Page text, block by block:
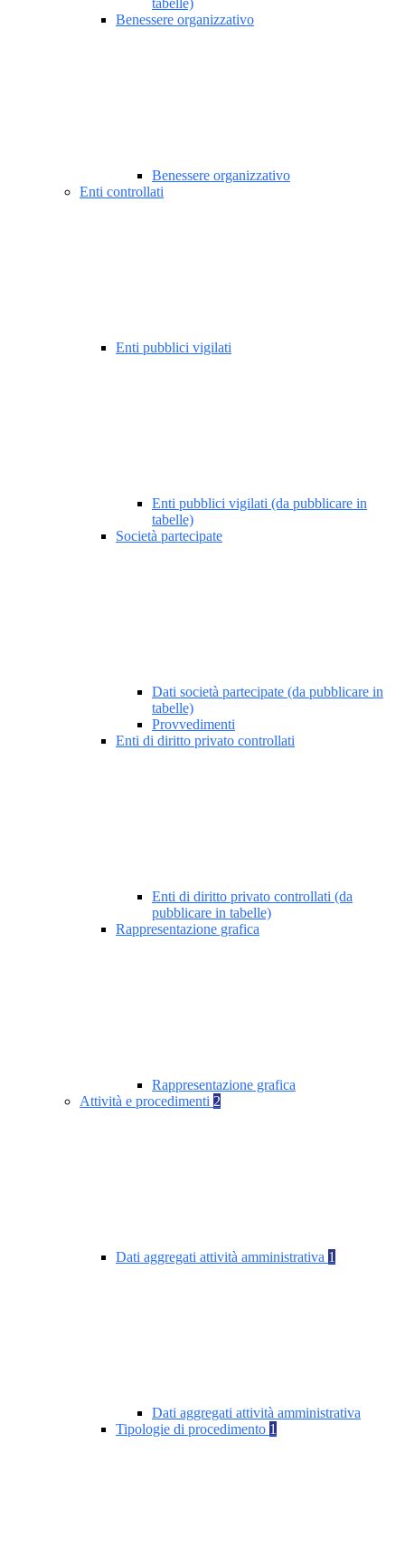
tabelle)
Benessere organizzativo
Benessere organizzativo
Enti controllati
Enti pubblici vigilati
Enti pubblici vigilati (da pubblicare in
tabelle)
Società partecipate
Dati società partecipate (da pubblicare in
tabelle)
Provvedimenti
Enti di diritto privato controllati
Enti di diritto privato controllati (da
pubblicare in tabelle)
Rappresentazione grafica
Rappresentazione grafica
Attività e procedimenti 2
Dati aggregati attività amministrativa 1
Dati aggregati attività amministrativa
Tipologie di procedimento 1